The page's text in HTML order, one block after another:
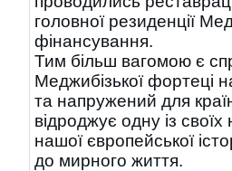
головної резиденції
фінансування.
Тим більш вагомою є
Меджибізької фортеці
та напружений для
відроджує одну із
нашої європейської
до мирного життя.